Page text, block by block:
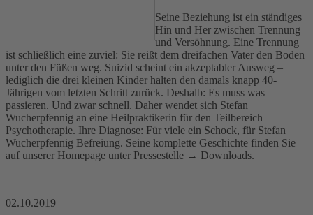
Seine Beziehung ist ein ständiges
Hin und Her zwischen Trennung
und Versöhnung. Eine Trennung
ist schließlich eine zuviel: Sie reißt dem dreifachen Vater den Boden
unter den Füßen weg. Suizid scheint ein akzeptabler Ausweg –
lediglich die drei kleinen Kinder halten den damals knapp 40-
Jährigen vom letzten Schritt zurück. Deshalb: Es muss was
passieren. Und zwar schnell. Daher wendet sich Stefan
Wucherpfennig an eine Heilpraktikerin für den Teilbereich
Psychotherapie. Ihre Diagnose: Für viele ein Schock, für Stefan
Wucherpfennig Befreiung. Seine komplette Geschichte finden Sie
auf unserer Homepage unter Pressestelle → Downloads.
02.10.2019